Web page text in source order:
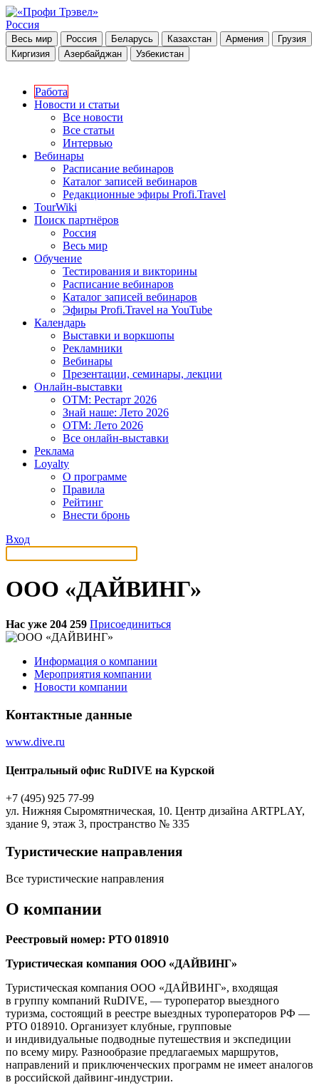
Россия
Весь мир Россия Беларусь Казахстан Армения
Грузия
Киргизия
Азербайджан Узбекистан
Работа
Новости и статьи
Все новости
Все статьи
Интервью
Вебинары
Расписание вебинаров
Каталог записей вебинаров
Редакционные эфиры Profi.Travel
TourWiki
Поиск партнёров
Россия
Весь мир
Обучение
Тестирования и викторины
Расписание вебинаров
Каталог записей вебинаров
Эфиры Profi.Travel на YouTube
Календарь
Выставки и воркшопы
Рекламники
Вебинары
Презентации, семинары, лекции
Онлайн-выставки
OTM: Рестарт 2026
Знай наше: Лето 2026
OTM: Лето 2026
Все онлайн-выставки
Реклама
Loyalty
О программе
Правила
Рейтинг
Внести бронь
Вход
ООО «ДАЙВИНГ»
Нас уже 204 259 Присоединиться
Информация о компании
Мероприятия компании
Новости компании
Контактные данные
www.dive.ru
Центральный офис RuDIVE на Курской
+7 (495) 925 77-99
ул. Нижняя Сыромятническая, 10. Центр дизайна ARTPLAY,
здание 9, этаж 3, пространство № 335
Туристическиe направления
Все туристические направления
О компании
Реестровый номер: РТО 018910
Туристическая компания ООО «ДАЙВИНГ»
Туристическая компания ООО «ДАЙВИНГ», входящая
в группу компаний RuDIVE, — туроператор выездного
туризма, состоящий в реестре выездных туроператоров РФ —
РТО 018910. Организует клубные, групповые
и индивидуальные подводные путешествия и экспедиции
по всему миру. Разнообразие предлагаемых маршрутов,
направлений и приключенческих программ не имеет аналогов
в российской дайвинг-индустрии.